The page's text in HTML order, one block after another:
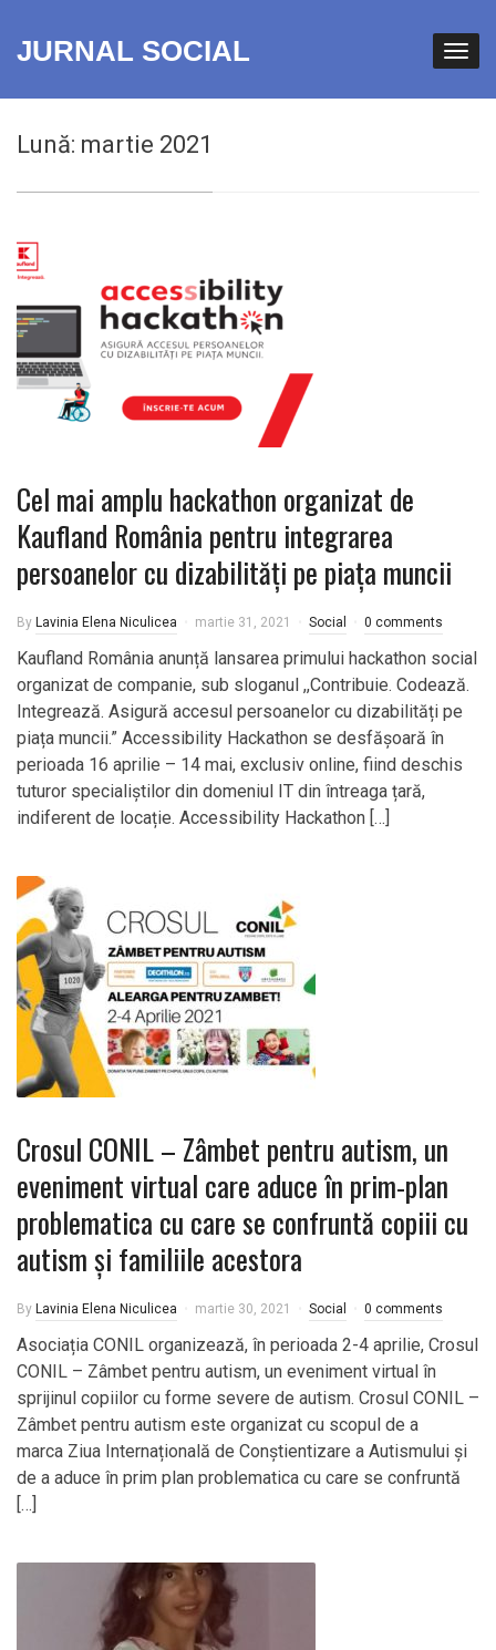
JURNAL SOCIAL
Lună: martie 2021
Cel mai amplu hackathon organizat de
Kaufland România pentru integrarea
persoanelor cu dizabilități pe piața muncii
By Lavinia Elena Niculicea martie 31, 2021 Social 0 comments
Kaufland România anunță lansarea primului hackathon social
organizat de companie, sub sloganul ,,Contribuie. Codează.
Integrează. Asigură accesul persoanelor cu dizabilități pe
piața muncii.” Accessibility Hackathon se desfășoară în
perioada 16 aprilie – 14 mai, exclusiv online, fiind deschis
tuturor specialiștilor din domeniul IT din întreaga țară,
indiferent de locație. Accessibility Hackathon […]
Crosul CONIL – Zâmbet pentru autism, un
eveniment virtual care aduce în prim-plan
problematica cu care se confruntă copiii cu
autism și familiile acestora
By Lavinia Elena Niculicea martie 30, 2021 Social 0 comments
Asociația CONIL organizează, în perioada 2-4 aprilie, Crosul
CONIL – Zâmbet pentru autism, un eveniment virtual în
sprijinul copiilor cu forme severe de autism. Crosul CONIL –
Zâmbet pentru autism este organizat cu scopul de a
marca Ziua Internațională de Conștientizare a Autismului și
de a aduce în prim plan problematica cu care se confruntă
[…]